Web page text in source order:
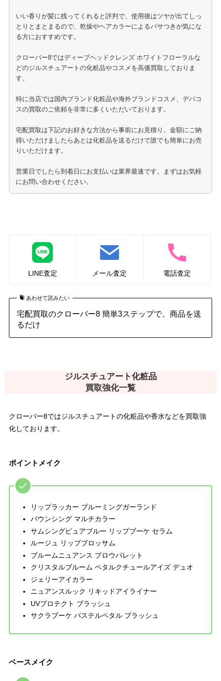
いい香りが髪に残ってくれると評判で、使用後はツヤが出てしっ
とりとまとまるので、乾燥やヘアカラーによるパサつきが気にな
る方におすすめです。
クローバー8ではディープヘッドクレンズ ホワイトフローラルな
どのジルスチュアートの化粧品やコスメを高価買取しておりま
す。
特に当店では国内ブランド化粧品や海外ブランドコスメ、デパコ
スの買取のご依頼を非常に多くいただいております。
宅配買取は下記のお好きな方法から事前にお見積り。金額にご納
得いただけましたらあとは化粧品を送るだけで誰でも簡単にお売
りいただけます。
営業日でしたら到着日にお支払いは業界最速です。まずはお気軽
にお問い合わせください。
LINE査定 メール査定 電話査定
あわせて読みたい
宅配買取のクローバー8 簡単3ステップで、商品を送
るだけ
ジルスチュアート化粧品
買取強化一覧
クローバー8ではジルスチュアートの化粧品や香水などを買取強
化しております。
ポイントメイク
リップラッカー ブルーミングガーランド
バウンシング マルチカラー
サムシングピュアブルー リップブーケ セラム
ルージュ リップブロッサム
ブルームニュアンス ブロウパレット
クリスタルブルーム ペタルクチュールアイズ デュオ
ジェリーアイカラー
ニュアンスルック リキッドアイライナー
UVプロテクト ブラッシュ
サクラブーケ パステルペタル ブラッシュ
ベースメイク